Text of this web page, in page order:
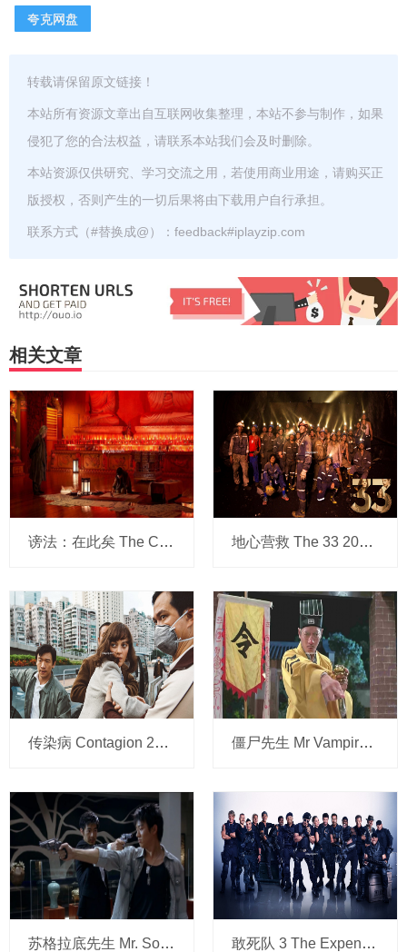
夸克网盘
转载请保留原文链接！
本站所有资源文章出自互联网收集整理，本站不参与制作，如果
侵犯了您的合法权益，请联系本站我们会及时删除。
本站资源仅供研究、学习交流之用，若使用商业用途，请购买正
版授权，否则产生的一切后果将由下载用户自行承担。
联系方式（#替换成@）：feedback#iplayzip.com
相关文章
谤法：在此矣 The Cursed: Dead Man's Prey 2021 1080P 韩语中字 网盘下载 地心营救 The 33 2015 BD720p 6G 高清 中字 网盘下载
传染病 Contagion 2011 BD1080p 国英双语 中英字幕 3.16G 网盘下载 僵尸先生 Mr Vampire 1985 720p x264 高清修复 中字 网盘下载
苏格拉底先生 Mr. Socrates 2005 1080P 中文字幕 网盘下载 敢死队 3 The Expendables 3 2014 x264 中字 网盘下载